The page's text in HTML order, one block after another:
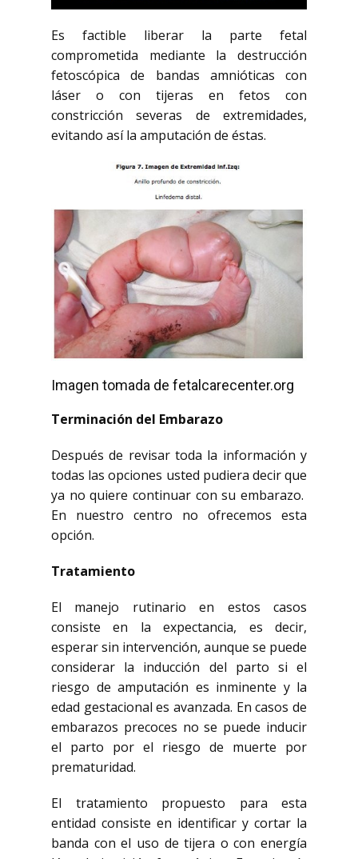
Es factible liberar la parte fetal
comprometida mediante la destrucción
fetoscópica de bandas amnióticas con
láser o con tijeras en fetos con
constricción severas de extremidades,
evitando así la amputación de éstas.
Imagen tomada de fetalcarecenter.org
Terminación del Embarazo
Después de revisar toda la información y
todas las opciones usted pudiera decir que
ya no quiere continuar con su embarazo.
En nuestro centro no ofrecemos esta
opción.
Tratamiento
El manejo rutinario en estos casos
consiste en la expectancia, es decir,
esperar sin intervención, aunque se puede
considerar la inducción del parto si el
riesgo de amputación es inminente y la
edad gestacional es avanzada. En casos de
embarazos precoces no se puede inducir
el parto por el riesgo de muerte por
prematuridad.
El tratamiento propuesto para esta
entidad consiste en identificar y cortar la
banda con el uso de tijera o con energía